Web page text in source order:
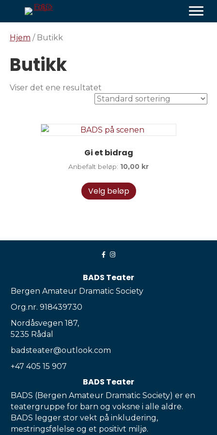
Hjem / Butikk
Butikk
Viser det ene resultatet
Gi et bidrag
Anbefalt beløp: 10,00 kr
Velg beløp
BADS Teater
Bergen Amateur Dramatic Society
Org.nr. 918439730
Nordåsvegen 187,
5235 Rådal
badsteater@outlook.com
+47 405 15 907
BADS Teater
BADS (Bergen Amateur Dramatic Society) er en
teatergruppe for barn og voksne i alle aldre.
BADS legger stor vekt på inkludering,
mestringsfølelse og et positivt miljø.